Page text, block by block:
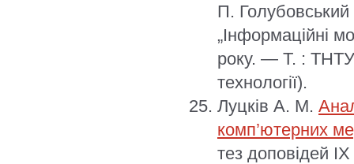
П.
„Інформаційні
року. — Т. :
технології).
Луцків А. М.
комп’ютерних
тез доповідей